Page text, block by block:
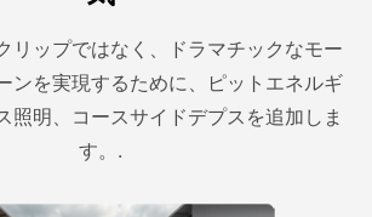
リップではなく、ドラマチックなモー
ンを実現するために、ピットエネルギ
照明、コースサイドデプスを追加しま
す。.